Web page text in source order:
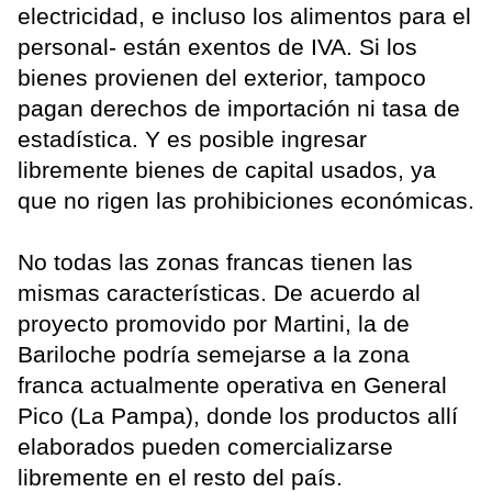
electricidad, e incluso los alimentos para el
personal- están exentos de IVA. Si los
bienes provienen del exterior, tampoco
pagan derechos de importación ni tasa de
estadística. Y es posible ingresar
libremente bienes de capital usados, ya
que no rigen las prohibiciones económicas.
No todas las zonas francas tienen las
mismas características. De acuerdo al
proyecto promovido por Martini, la de
Bariloche podría semejarse a la zona
franca actualmente operativa en General
Pico (La Pampa), donde los productos allí
elaborados pueden comercializarse
libremente en el resto del país.